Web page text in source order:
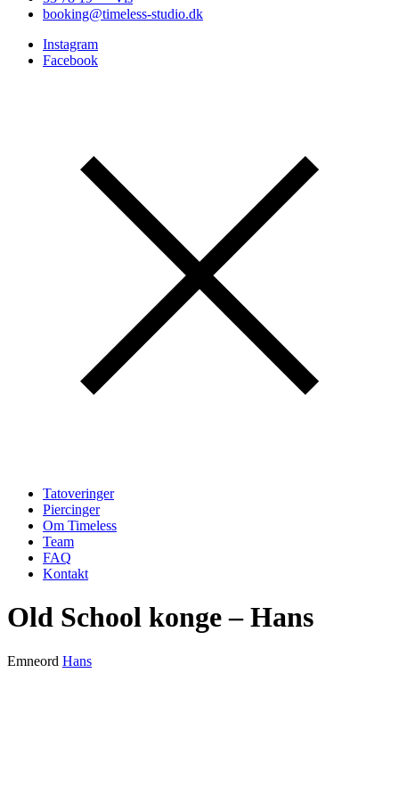
booking@timeless-studio.dk
Instagram
Facebook
Tatoveringer
Piercinger
Om Timeless
Team
FAQ
Kontakt
Old School konge – Hans
Emneord Hans